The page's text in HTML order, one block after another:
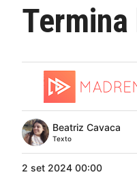
Beatriz Cavaca
Texto
2 set 2024 00:00